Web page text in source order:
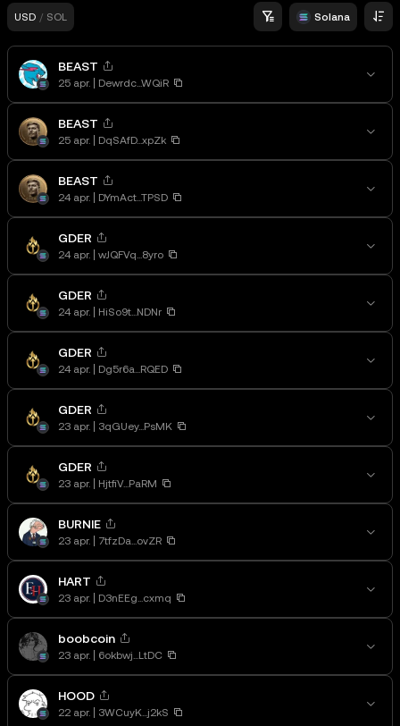
USD / SOL Solana
BEAST
25 apr. Dewrdc...WQiR
BEAST
25 apr. DqSAfD...xpZk
BEAST
24 apr. DYmAct...TPSD
GDER
24 apr. wJQFVq...8yro
GDER
24 apr. HiSo9t...NDNr
GDER
24 apr. Dg5r6a...RQED
GDER
23 apr. 3qGUey...PsMK
GDER
23 apr. HjtfiV...PaRM
BURNIE
23 apr. 7tfzDa...ovZR
HART
23 apr. D3nEEg...cxmq
boobcoin
23 apr. 6okbwj...LtDC
HOOD
22 apr. 3WCuyK...j2kS